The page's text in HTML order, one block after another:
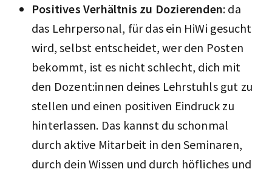
Positives Verhältnis zu Dozierenden: da
das Lehrpersonal, für das ein HiWi gesucht
wird, selbst entscheidet, wer den Posten
bekommt, ist es nicht schlecht, dich mit
den Dozent:innen deines Lehrstuhls gut zu
stellen und einen positiven Eindruck zu
hinterlassen. Das kannst du schonmal
durch aktive Mitarbeit in den Seminaren,
durch dein Wissen und durch höfliches und